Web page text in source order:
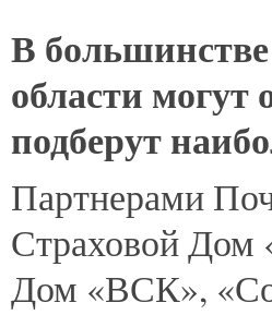
В
области
подберут
Партнерами
Страховой Дом
Дом «ВСК»,